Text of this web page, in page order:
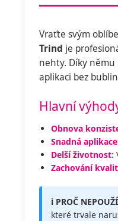
Vraťte svým
Trind je
nehty. Díky
aplikaci bez
Hlavní
Obnova
Snadná
Delší životnost:
Zachování
ℹ️ PROČ
které trvale